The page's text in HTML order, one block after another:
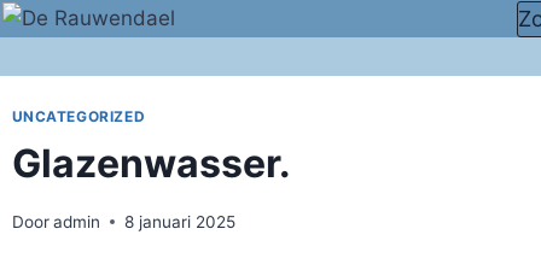
Doorgaan
inhoud
UNCATEGORIZED
Glazenwasser.
Door admin 8 januari 2025